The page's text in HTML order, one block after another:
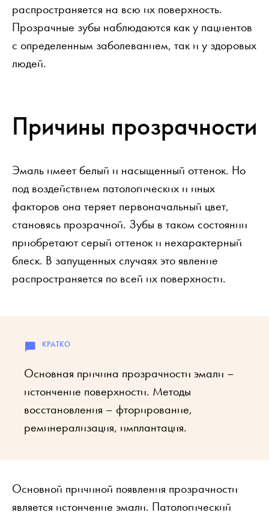
распространяется на всю их поверхность.
Прозрачные зубы наблюдаются как у пациентов
с определенным заболеванием, так и у здоровых
людей.
Причины прозрачности
Эмаль имеет белый и насыщенный оттенок. Но
под воздействием патологических и иных
факторов она теряет первоначальный цвет,
становясь прозрачной. Зубы в таком состоянии
приобретают серый оттенок и нехарактерный
блеск. В запущенных случаях это явление
распространяется по всей их поверхности.
Основная причина прозрачности эмали –
истончение поверхности. Методы
восстановления – фторирование,
реминерализация, имплантация.
Основной причиной появления прозрачности
является истончение эмали. Патологический